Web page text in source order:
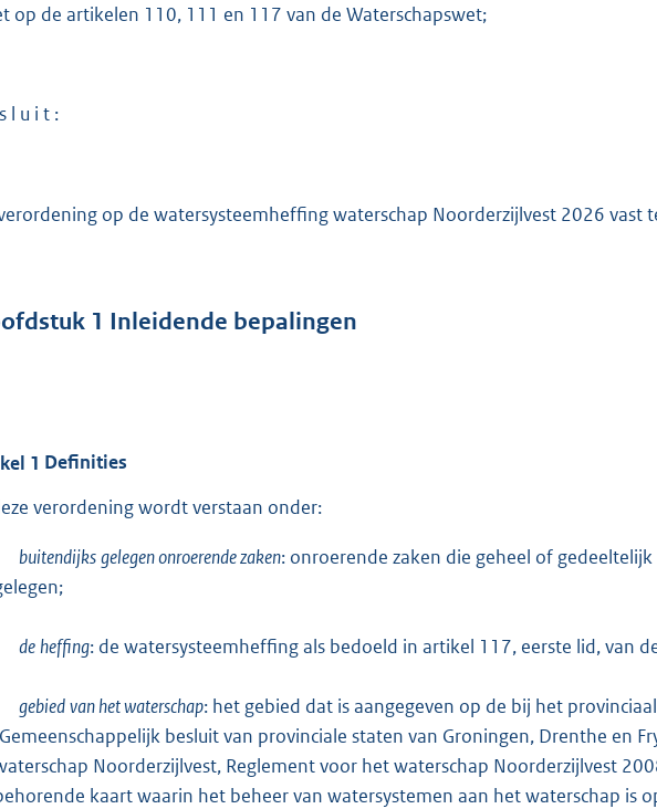
:
op de artikelen 110, 111 en 117 van de Waterschapswet;
l u i t :
op de watersysteemheffing waterschap Noorderzijlvest 2026 vast
1 Inleidende bepalingen
1 Definities
verordening wordt verstaan onder:
buitendijks gelegen onroerende zaken: onroerende zaken die geheel of
de heffing: de watersysteemheffing als bedoeld in artikel 117, eerste lid, van
gebied van het waterschap: het gebied dat is aangegeven op de bij het
besluit van provinciale staten van Groningen, Drenthe en
Noorderzijlvest, Reglement voor het waterschap Noorderzijlvest
kaart waarin het beheer van watersystemen aan het waterschap is